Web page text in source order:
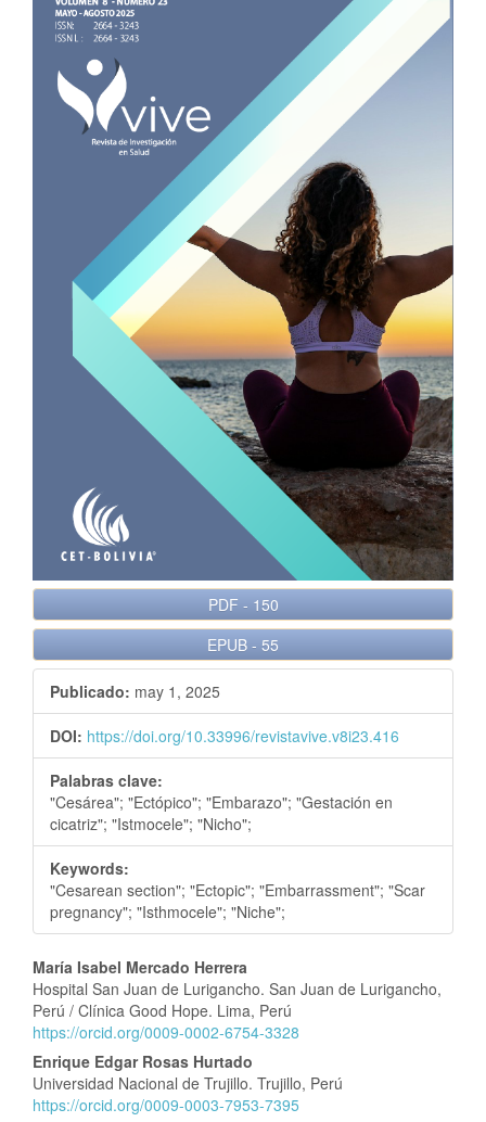
lateral
del
artículo
PDF - 150
EPUB - 55
Publicado: may 1, 2025
DOI: https://doi.org/10.33996/revistavive.v8i23.416
Palabras clave:
"Cesárea"; "Ectópico"; "Embarazo"; "Gestación en
cicatriz"; "Istmocele"; "Nicho";
Keywords:
"Cesarean section"; "Ectopic"; "Embarrassment"; "Scar
pregnancy"; "Isthmocele"; "Niche";
Contenido
principal
del
artículo
María Isabel Mercado Herrera
Hospital San Juan de Lurigancho. San Juan de Lurigancho,
Perú / Clínica Good Hope. Lima, Perú
https://orcid.org/0009-0002-6754-3328
Enrique Edgar Rosas Hurtado
Universidad Nacional de Trujillo. Trujillo, Perú
https://orcid.org/0009-0003-7953-7395